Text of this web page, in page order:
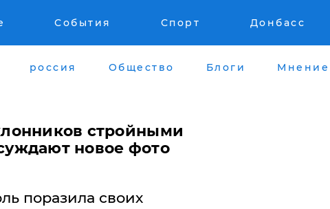
События Спорт Донбасс
россия Общество Блоги Мнение
стройными
новое фото
поразила своих